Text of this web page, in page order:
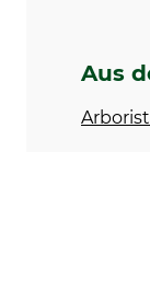
Aus